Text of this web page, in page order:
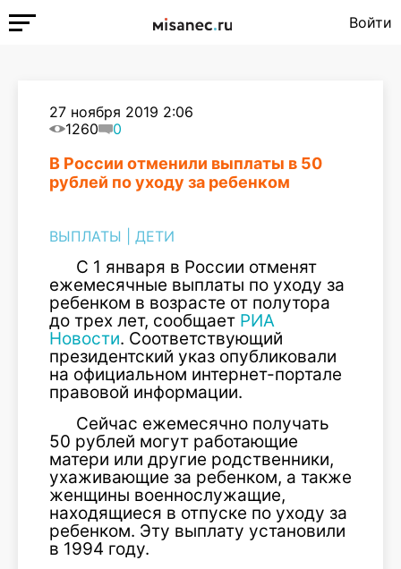
Войти
27 ноября 2019 2:06
1260
0
В России отменили выплаты в 50
рублей по уходу за ребенком
ВЫПЛАТЫ ДЕТИ
С 1 января в России отменят
ежемесячные выплаты по уходу за
ребенком в возрасте от полутора
до трех лет, сообщает РИА
Новости. Соответствующий
президентский указ опубликовали
на официальном интернет-портале
правовой информации.
Сейчас ежемесячно получать
50 рублей могут работающие
матери или другие родственники,
ухаживающие за ребенком, а также
женщины военнослужащие,
находящиеся в отпуске по уходу за
ребенком. Эту выплату установили
в 1994 году.